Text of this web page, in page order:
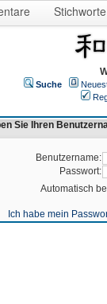
Stichworte
Suche
Sie Ihren
Benutzername:
Passwort:
Automatisch
Ich habe mein